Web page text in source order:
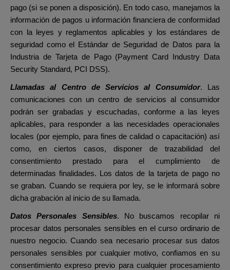
pago (si se ponen a disposición). En todo caso, manejamos la
información de pagos u información financiera de conformidad
con la leyes y reglamentos aplicables y los estándares de
seguridad como el Estándar de Seguridad de Datos para la
Industria de Tarjeta de Pago (Payment Card Industry Data
Security Standard, PCI DSS).
Llamadas al Centro de Servicios al Consumidor. Las
comunicaciones con un centro de servicios al consumidor
podrán ser grabadas y escuchadas, conforme a las leyes
aplicables, para responder a las necesidades operacionales
locales (por ejemplo, para fines de calidad o capacitación) así
como, en ciertos casos, disponer de trazabilidad del
consentimiento prestado para el cumplimiento de
determinadas finalidades. Los datos de la tarjeta de pago no
se graban. Cuando se requiera por ley, se le informará sobre
dicha grabación al inicio de su llamada.
Datos Personales Sensibles. No buscamos recopilar ni
procesar datos personales sensibles en el curso ordinario de
nuestro negocio.Cuando sea necesario procesar sus datos
personales sensibles por cualquier motivo, confiamos en su
consentimiento expreso previo para cualquier procesamiento